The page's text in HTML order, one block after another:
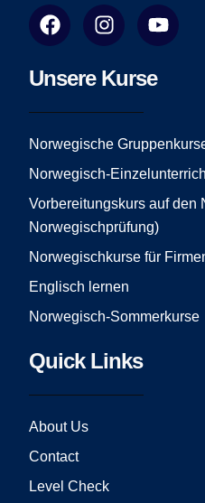
F
a
e
o
o
I
n
t
g
r
m
Y
o
t
e
Unsere Kurse
Norwegische
Norwegisch-
Vorbereitungskurs auf den
Norwegischprüfung)
Norwegischkurse für
Englisch lernen
Norwegisch-Sommerkurse
Quick Links
About Us
Contact
Level Check